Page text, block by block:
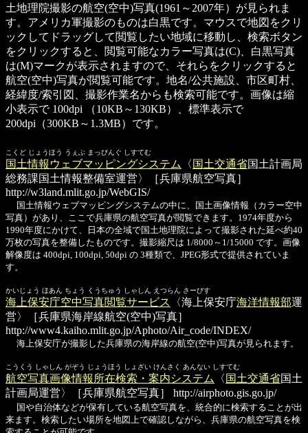
土地理院撮影の航空(空中)写真(1961～2007年）が見られま
す。アメリカ軍撮影のものは白黒です。マウスで地図をクリ
ックしてドラッグして閲覧したい地域に移動し、検索ボタン
をクリックすると、閲覧可能なカラー写真は(C)、白黒写真
は(M)マークが表示されますので、それらをクリックすると
航空(空中)写真が閲覧可能です。地名/公共施設、市区町村、
経緯度/索引図、撮影作業名からも検索可能です。画像は縮
小表示で 100dpi （10KB～130KB）、標準表示で
200dpi（300KB～1.3MB）です。
こくど じょうほう うぇぶ まっぴんぐ しすてむ
国土情報ウェブマッピングシステム 〈 国土交通省国土計画局
総務課国土情報整備室運営〉［兵庫県航空写真］
http://w3land.mlit.go.jp/WebGIS/
国土情報ウェブマッピングシステムの中に、国土画像情報（カラー空中
写真）があり、ここで兵庫県の航空写真が閲覧できます。1974年度から
1990年度にかけて、日本の全域で国土地理院によって撮影された延べ約40
万枚の写真を整備したものです。撮影縮尺は 1/8000～1/15000 です。画像
解像度は 400dpi, 100dpi, 50dpi の 3種類で、JPEG形式で提供されていま
す。
かいじょう ほあん ちょう くうちゅう しゃしん えつらん さーびす
海上保安庁空中写真閲覧サービス 〈海上保安庁海洋情報部運
営〉［兵庫県海岸線航空(空中)写真］
http://www4.kaiho.mlit.go.jp/Aphoto/Air_code/INDEX/
海上保安庁が撮影した兵庫県の海岸線の航空(空中)写真が見られます。
こうくう しゃしん がぞう じょうほう しょざい けんさく あんない しすてむ
航空写真画像情報所在検索・案内システム 〈 国土交通省国土
計画局運営〉［兵庫県航空写真］
http://airphoto.gis.go.jp/
国や自治体などが保有している航空写真を、統合的に検索することが出
来ます。検索したい場所を地図上で確認しながら、兵庫県の航空写真を検